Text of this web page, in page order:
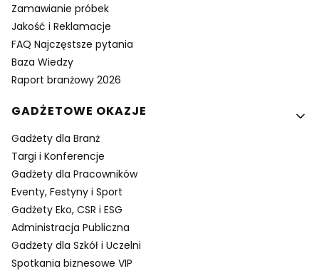
Zamawianie próbek
Jakość i Reklamacje
FAQ Najczęstsze pytania
Baza Wiedzy
Raport branżowy 2026
GADŻETOWE OKAZJE
Gadżety dla Branż
Targi i Konferencje
Gadżety dla Pracowników
Eventy, Festyny i Sport
Gadżety Eko, CSR i ESG
Administracja Publiczna
Gadżety dla Szkół i Uczelni
Spotkania biznesowe VIP